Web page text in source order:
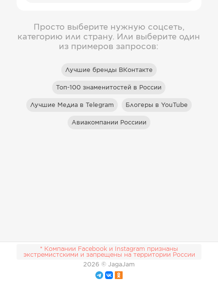
Просто выберите нужную соцсеть,
категорию или страну. Или выберите один
из примеров запросов:
Лучшие бренды ВКонтакте
Топ-100 знаменитостей в России
Лучшие Медиа в Telegram Блогеры в YouTube
Авиакомпании Россиии
* Компании Facebook и Instagram признаны
экстремистскими и запрещены на территории России
2026 © JagaJam